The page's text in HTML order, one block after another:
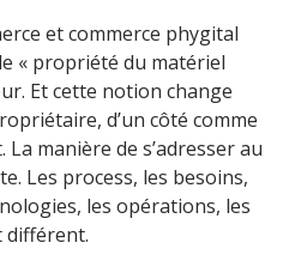
et commerce phygital
« propriété du matériel
Et cette notion change
d’un côté comme
manière de s’adresser au
Les process, les besoins,
les opérations, les
différent.